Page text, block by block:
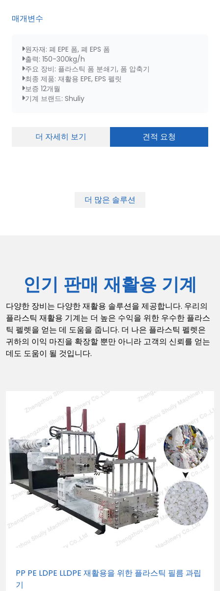
매개변수
원자재: 폐 EPE 폼, 폐 EPS 폼
출력: 150-300kg/h
주요 장비: 플라스틱 폼 분쇄기, 폼 압축기
최종 제품: 재활용 EPE, EPS 펠릿
보증 12개월
기계 브랜드: Shuliy
더 자세히 보기 견적 요청
더 많은 솔루션
인기 판매 재활용 기계
다양한 장비는 다양한 재활용 솔루션을 제공합니다. 우리의
플라스틱 재활용 기계는 더 높은 수익을 위한 우수한 플라스
틱 펠렛을 얻는 데 도움을 줍니다. 더 나은 플라스틱 펠렛은
귀하의 이익 마진을 확장할 뿐만 아니라 고객의 신뢰를 얻는
데도 도움이 될 것입니다.
PP PE LDPE LLDPE 재활용을 위한 플라스틱 필름 과립
기